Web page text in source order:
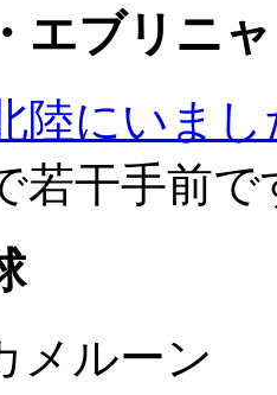
エブリニ
陸にいま
若干手前で
メルーン